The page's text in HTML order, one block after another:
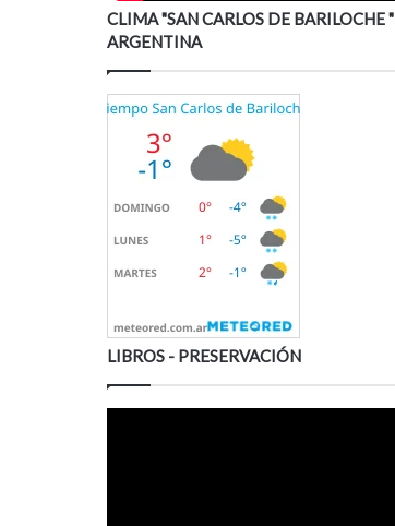
CLIMA "SAN CARLOS DE BARILOCHE "
ARGENTINA
LIBROS - PRESERVACIÓN